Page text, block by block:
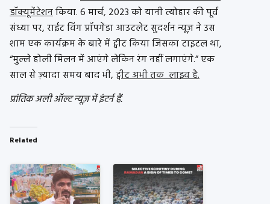
डॉक्यूमेंटेशनकिया. 6 मार्च, 2023 को यानी त्योहार की पूर्व
संध्या पर, राईट विंग प्रॉपगेंडा आउटलेट सुदर्शन न्यूज़ ने उस
शाम एक कार्यक्रम के बारे में ट्वीट किया जिसका टाइटल था,
“मुल्ले होली मिलन में आएंगे लेकिन रंग नहीं लगाएंगे.” एक
साल से ज़्यादा समय बाद भी,ट्वीट अभी तक लाइव है.
प्रांतिक अली ऑल्ट न्यूज़ में इंटर्न हैं.
Related